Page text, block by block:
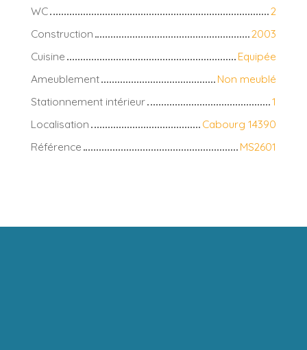
WC
2
Construction
2003
Cuisine
Equipée
Ameublement
Non meublé
Stationnement intérieur
1
Localisation
Cabourg 14390
Référence
MS2601